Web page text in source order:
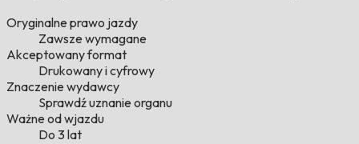
Oryginalne prawo jazdy
Zawsze wymagane
Akceptowany format
Drukowany i cyfrowy
Znaczenie wydawcy
Sprawdź uznanie organu
Ważne od wjazdu
Do 3 lat